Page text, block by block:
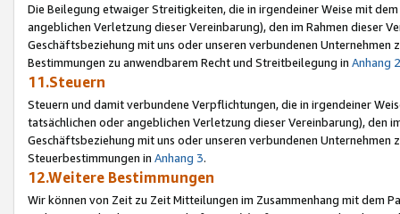
Die Beilegung etwaiger Streitigkeiten, die in irgendeiner Weise mit
angeblichen Verletzung dieser Vereinbarung), den im Rahmen dieser
Geschäftsbeziehung mit uns oder unseren verbundenen
Bestimmungen zu anwendbarem Recht und Streitbeilegung in Anhang 2
11.Steuern
Steuern und damit verbundene Verpflichtungen, die in irgendeiner
tatsächlichen oder angeblichen Verletzung dieser Vereinbarung), den
Geschäftsbeziehung mit uns oder unseren verbundenen
Steuerbestimmungen in Anhang 3.
12.Weitere Bestimmungen
Wir können von Zeit zu Zeit Mitteilungen im Zusammenhang mit dem